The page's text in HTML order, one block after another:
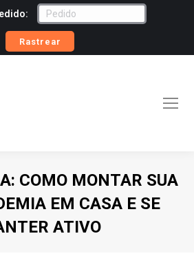
Rastrear
COMO MONTAR SUA
EM CASA E SE
ATIVO